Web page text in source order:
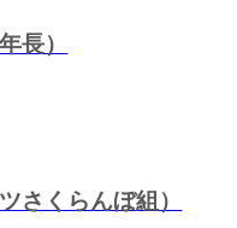
長）
さくらんぼ組）